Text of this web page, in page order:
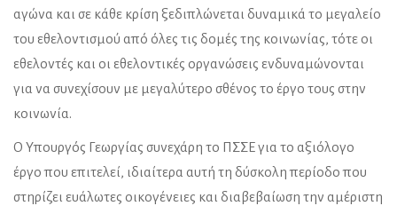
αγώνα και σε κάθε κρίση ξεδιπλώνεται δυναμικά το μεγαλείο
του εθελοντισμού από όλες τις δομές της κοινωνίας, τότε οι
εθελοντές και οι εθελοντικές οργανώσεις ενδυναμώνονται
για να συνεχίσουν με μεγαλύτερο σθένος το έργο τους στην
κοινωνία.
Ο Υπουργός Γεωργίας συνεχάρη το ΠΣΣΕ για το αξιόλογο
έργο που επιτελεί, ιδιαίτερα αυτή τη δύσκολη περίοδο που
στηρίζει ευάλωτες οικογένειες και διαβεβαίωση την αμέριστη